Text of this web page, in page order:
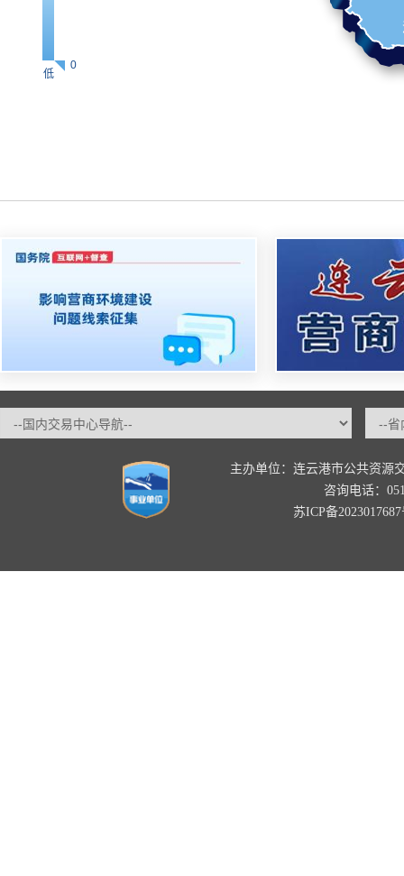
主办单位：连云港市公共资源
咨询电话：
苏ICP备